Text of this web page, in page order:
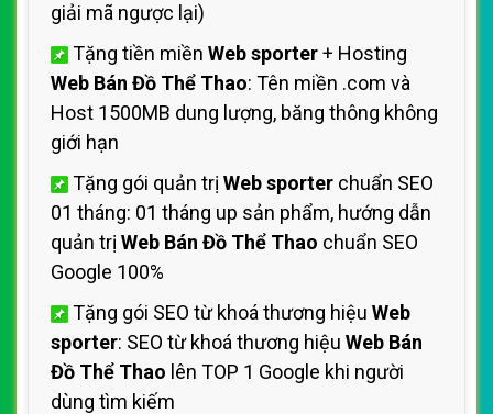
giải mã ngược lại)
Tặng tiền miền Web sporter+ Hosting
Web Bán Đồ Thể Thao: Tên miền .com và
Host 1500MB dung lượng, băng thông không
giới hạn
Tặng gói quản trị Web sporter chuẩn SEO
01 tháng: 01 tháng up sản phẩm, hướng dẫn
quản trị Web Bán Đồ Thể Thao chuẩn SEO
Google 100%
Tặng gói SEO từ khoá thương hiệu Web
sporter: SEO từ khoá thương hiệu Web Bán
Đồ Thể Thao lên TOP 1 Google khi người
dùng tìm kiếm